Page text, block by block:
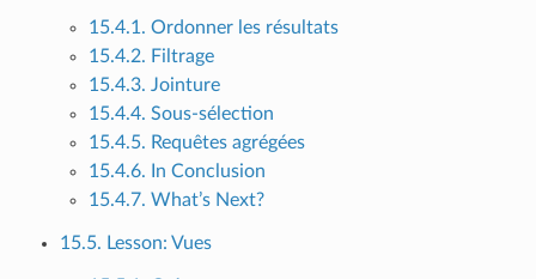
15.4.1. Ordonner les résultats
15.4.2. Filtrage
15.4.3. Jointure
15.4.4. Sous-sélection
15.4.5. Requêtes agrégées
15.4.6. In Conclusion
15.4.7. What’s Next?
15.5. Lesson: Vues